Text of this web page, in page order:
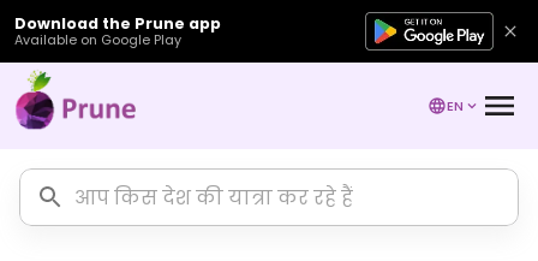
Download the Prune app
Available on Google Play
EN